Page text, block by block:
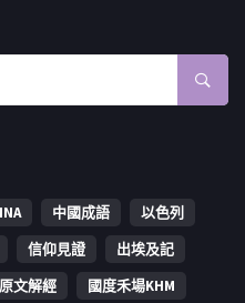
中國成語
以色列
信仰見證
出埃及記
原文解經
國度禾場KHM